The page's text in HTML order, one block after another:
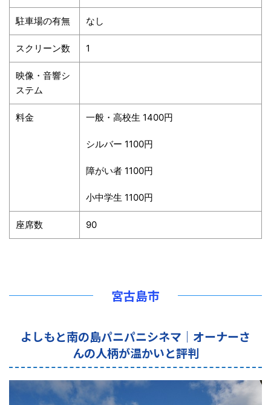
駐車場の有無 なし
スクリーン数 1
映像・音響シ
ステム
料金 一般・高校生 1400円
シルバー 1100円
障がい者 1100円
小中学生 1100円
座席数 90
宮古島市
よしもと南の島パニパニシネマ｜ オーナーさ
んの人柄が温かいと評判